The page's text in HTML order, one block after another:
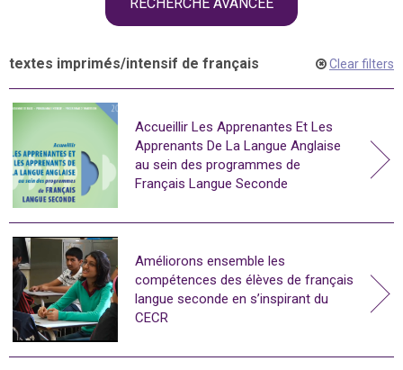
textes imprimés/intensif de français Clear filters
Accueillir Les Apprenantes Et Les
Apprenants De La Langue Anglaise
au sein des programmes de
Français Langue Seconde
Améliorons ensemble les
compétences des élèves de français
langue seconde en s’inspirant du
CECR